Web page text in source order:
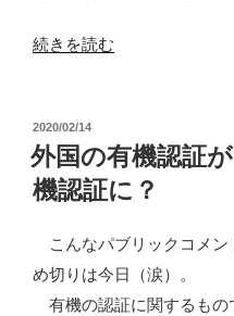
“有
業
の
問
し
続きを読む
投
稿
日:
2020/02/14
外国の有機認証
機認証に？
こんなパブリックコメン
め切りは今日（涙）。
有機の認証に関するもの